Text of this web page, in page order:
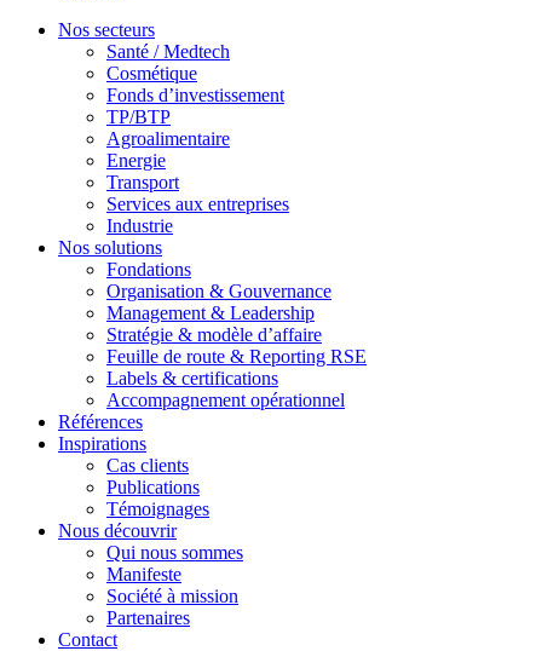
Nos secteurs
Santé / Medtech
Cosmétique
Fonds d’investissement
TP/BTP
Agroalimentaire
Energie
Transport
Services aux entreprises
Industrie
Nos solutions
Fondations
Organisation & Gouvernance
Management & Leadership
Stratégie & modèle d’affaire
Feuille de route & Reporting RSE
Labels & certifications
Accompagnement opérationnel
Références
Inspirations
Cas clients
Publications
Témoignages
Nous découvrir
Qui nous sommes
Manifeste
Société à mission
Partenaires
Contact